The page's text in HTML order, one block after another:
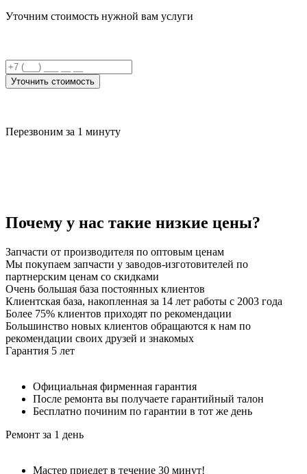
Уточним стоимость нужной вам услуги
Уточнить стоимость
Перезвоним за 1 минуту
Почему у нас такие низкие цены?
Запчасти от производителя по оптовым ценам
Мы покупаем запчасти у заводов-изготовителей по
партнерским ценам со скидками
Очень большая база постоянных клиентов
Клиентская база, накопленная за 14 лет работы с 2003 года
Более 75% клиентов приходят по рекомендации
Большинство новых клиентов обращаются к нам по
рекомендации своих друзей и знакомых
Гарантия 5 лет
Официальная фирменная гарантия
После ремонта вы получаете гарантийный талон
Бесплатно починим по гарантии в тот же день
Ремонт за 1 день
Мастер приедет в течение 30 минут!